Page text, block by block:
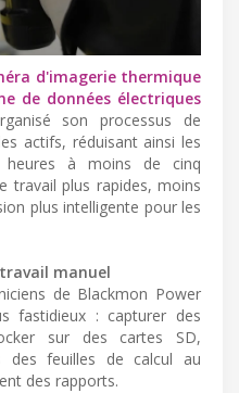
d'imagerie thermique
de données électriques
son processus de
actifs, réduisant ainsi les
heures à moins de cinq
travail plus rapides, moins
plus intelligente pour les
manuel
de Blackmon Power
fastidieux : capturer des
sur des cartes SD,
des feuilles de calcul au
des rapports.